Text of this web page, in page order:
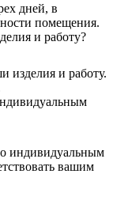
дней, в
помещения.
и работу?
изделия и работу.
индивидуальным
вашим